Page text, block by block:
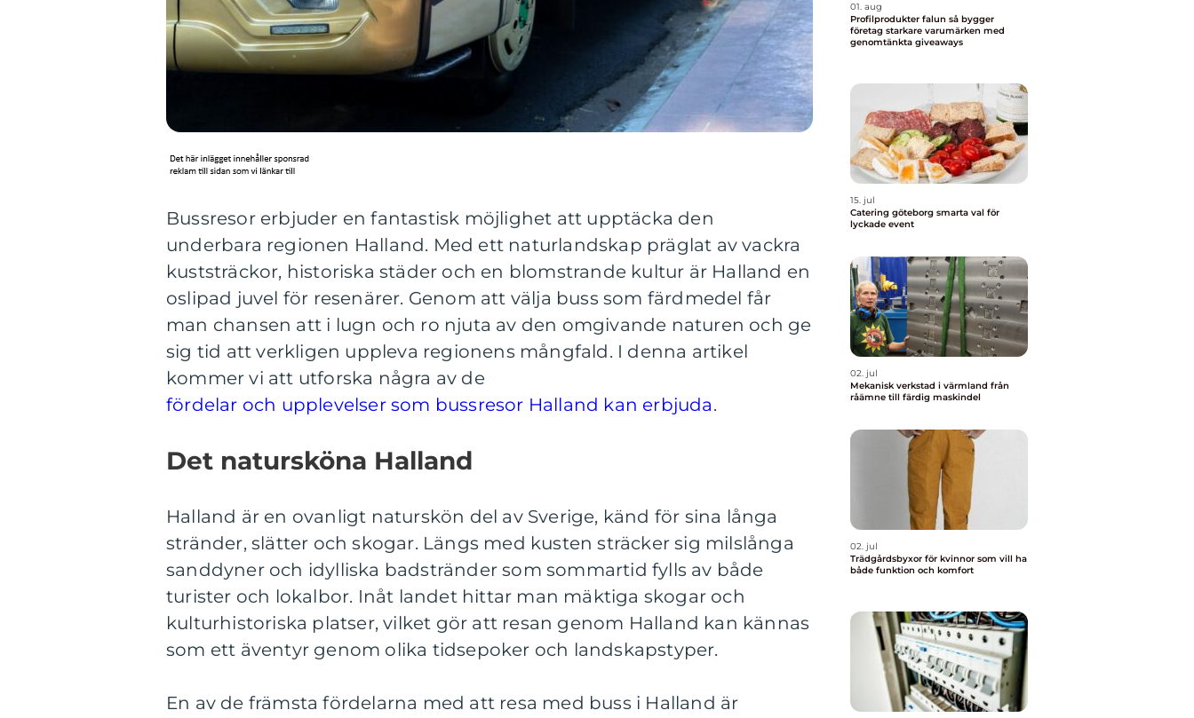
Bussresor erbjuder en fantastisk möjlighet att upptäcka den
underbara regionen Halland. Med ett naturlandskap präglat av vackra
kuststräckor, historiska städer och en blomstrande kultur är Halland en
oslipad juvel för resenärer. Genom att välja buss som färdmedel får
man chansen att i lugn och ro njuta av den omgivande naturen och ge
sig tid att verkligen uppleva regionens mångfald. I denna artikel
kommer vi att utforska några av de
fördelar och upplevelser som bussresor Halland kan erbjuda.
Det natursköna Halland
Halland är en ovanligt naturskön del av Sverige, känd för sina långa
stränder, slätter och skogar. Längs med kusten sträcker sig milslånga
sanddyner och idylliska badstränder som sommartid fylls av både
turister och lokalbor. Inåt landet hittar man mäktiga skogar och
kulturhistoriska platser, vilket gör att resan genom Halland kan kännas
som ett äventyr genom olika tidsepoker och landskapstyper.
En av de främsta fördelarna med att resa med buss i Halland är
01. aug
Profilprodukter falun så bygger
företag starkare varumärken med
genomtänkta giveaways
15. jul
Catering göteborg smarta val för
lyckade event
02. jul
Mekanisk verkstad i värmland från
råämne till färdig maskindel
02. jul
Trädgårdsbyxor för kvinnor som vill ha
både funktion och komfort